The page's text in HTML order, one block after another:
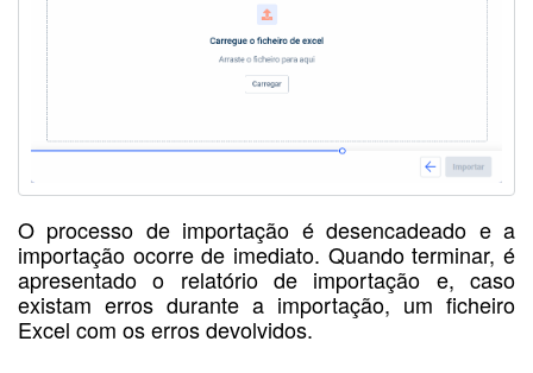
O processo de importação é desencadeado e a
importação ocorre de imediato. Quando terminar, é
apresentado o relatório de importação e, caso
existam erros durante a importação, um ficheiro
Excel com os erros devolvidos.